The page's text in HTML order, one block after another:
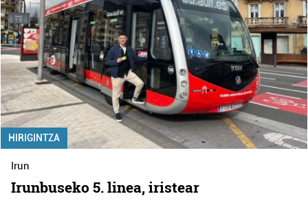
HIRIGINTZA
Irun
Irunbuseko 5. linea, iristear